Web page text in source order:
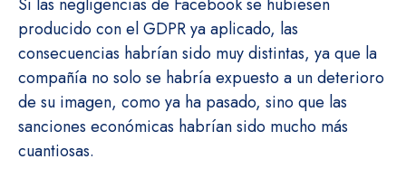
producido con el GDPR ya aplicado, las
consecuencias habrían sido muy distintas, ya que la
compañía no solo se habría expuesto a un deterioro
de su imagen, como ya ha pasado, sino que las
sanciones económicas habrían sido mucho más
cuantiosas.